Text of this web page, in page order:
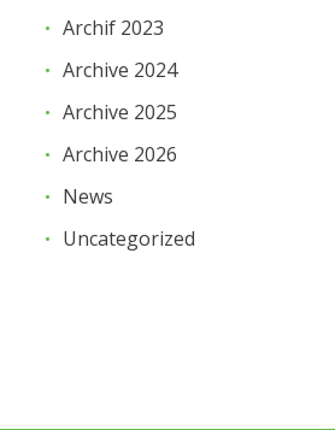
Archif 2023
Archive 2024
Archive 2025
Archive 2026
News
Uncategorized